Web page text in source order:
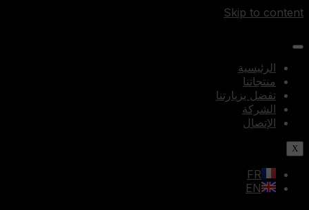
Skip to content
الرئيسية
منتجاتنا
تفضل بزيارتنا
الشركة
الإتصال
X
FR
EN